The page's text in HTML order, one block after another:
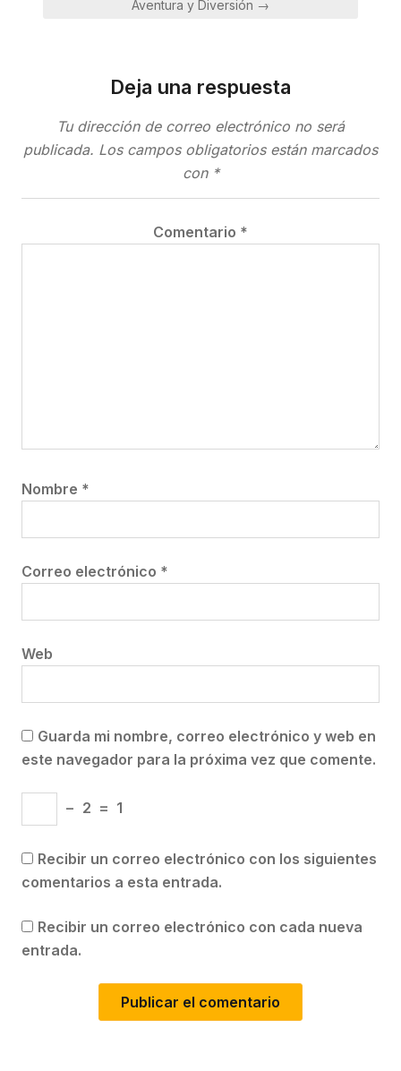
Aventura y Diversión →
Deja una respuesta
Tu dirección de correo electrónico no será
publicada. Los campos obligatorios están marcados
con *
Comentario *
Nombre *
Correo electrónico *
Web
Guarda mi nombre, correo electrónico y web en
este navegador para la próxima vez que comente.
− 2 = 1
Recibir un correo electrónico con los siguientes
comentarios a esta entrada.
Recibir un correo electrónico con cada nueva
entrada.